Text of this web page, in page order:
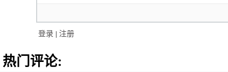
登录 | 注册
热门评论: